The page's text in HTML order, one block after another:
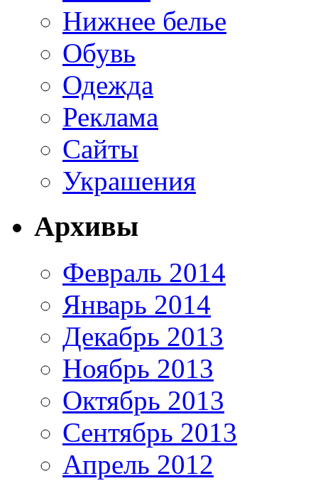
Нижнее белье
Обувь
Одежда
Реклама
Сайты
Украшения
Архивы
Февраль 2014
Январь 2014
Декабрь 2013
Ноябрь 2013
Октябрь 2013
Сентябрь 2013
Апрель 2012